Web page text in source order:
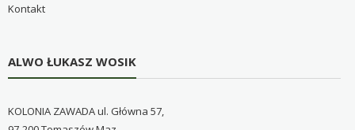
Kontakt
ALWO ŁUKASZ WOSIK
KOLONIA ZAWADA ul. Główna 57,